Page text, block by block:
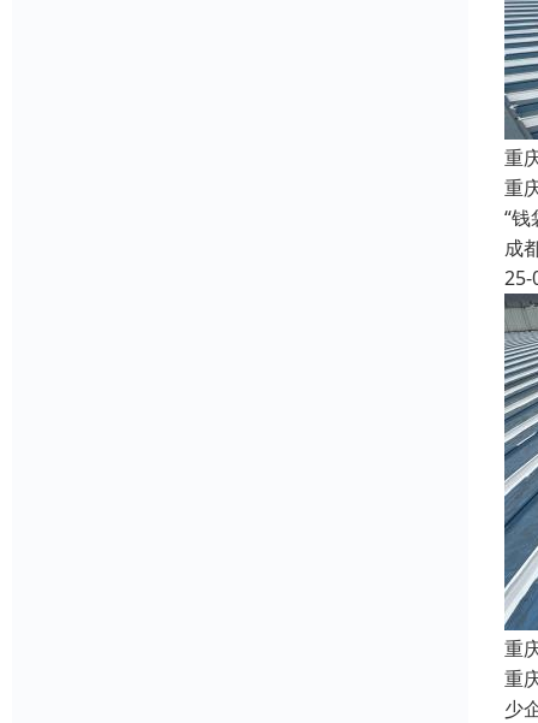
重
重
“
成
25-
重
重
少